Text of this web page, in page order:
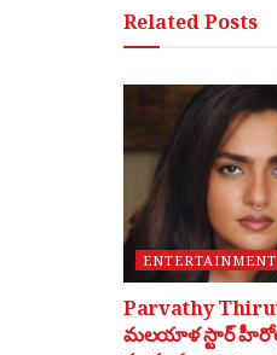
RelatedPosts
ENTERTAINMENT
Parvathy
మలయాళ స్టార్